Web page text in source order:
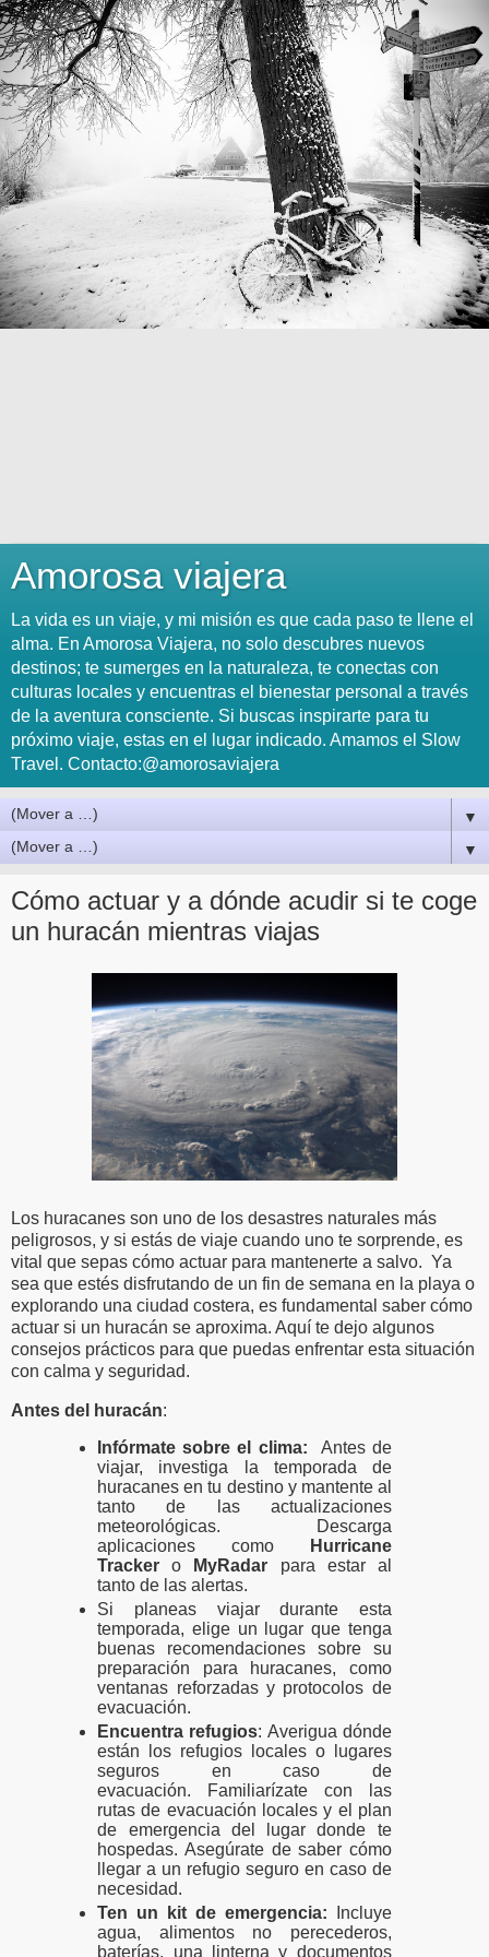
Amorosa viajera
La vida es un viaje, y mi misión es que cada paso te llene el
alma. En Amorosa Viajera, no solo descubres nuevos
destinos; te sumerges en la naturaleza, te conectas con
culturas locales y encuentras el bienestar personal a través
de la aventura consciente. Si buscas inspirarte para tu
próximo viaje, estas en el lugar indicado. Amamos el Slow
Travel. Contacto:@amorosaviajera
▼
▼
Cómo actuar y a dónde acudir si te coge
un huracán mientras viajas
Los huracanes son uno de los desastres naturales más
peligrosos, y si estás de viaje cuando uno te sorprende, es
vital que sepas cómo actuar para mantenerte a salvo. Ya
sea que estés disfrutando de un fin de semana en la playa o
explorando una ciudad costera, es fundamental saber cómo
actuar si un huracán se aproxima. Aquí te dejo algunos
consejos prácticos para que puedas enfrentar esta situación
con calma y seguridad.
Antes del huracán:
Infórmate sobre el clima:
Antes de
viajar, investiga la temporada de
huracanes en tu destino y mantente al
tanto de las actualizaciones
meteorológicas.
Descarga
aplicaciones como
Hurricane
Tracker o MyRadar para estar al
tanto de las alertas.
Si planeas viajar durante esta
temporada, elige un lugar que tenga
buenas recomendaciones sobre su
preparación para huracanes, como
ventanas reforzadas y protocolos de
evacuación.
Encuentra refugios: Averigua dónde
están los refugios locales o lugares
seguros en caso de
evacuación.
Familiarízate con las
rutas de evacuación locales y el plan
de emergencia del lugar donde te
hospedas. Asegúrate de saber cómo
llegar a un refugio seguro en caso de
necesidad.
Ten un kit de emergencia: Incluye
agua, alimentos no perecederos,
baterías, una linterna y documentos